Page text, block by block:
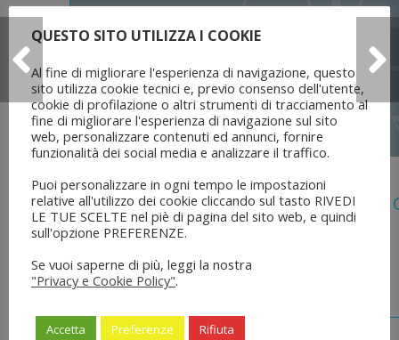
5 Agosto 2026
Legge 28 Luglio 2026 N. 137 “delega
Dell’ordinamento Forense”
QUESTO SITO UTILIZZA I COOKIE
Al fine di migliorare l'esperienza di navigazione, questo
sito utilizza cookie tecnici e, previo consenso dell'utente,
cookie di profilazione o altri strumenti di tracciamento al
fine di migliorare l'esperienza di navigazione sul sito
web, personalizzare contenuti ed annunci, fornire
funzionalità dei social media e analizzare il traffico.
Puoi personalizzare in ogni tempo le impostazioni
relative all'utilizzo dei cookie cliccando sul tasto RIVEDI
LE TUE SCELTE nel piè di pagina del sito web, e quindi
sull'opzione PREFERENZE.
Se vuoi saperne di più, leggi la nostra
"Privacy e Cookie Policy".
Accetta Preferenze Rifiuta